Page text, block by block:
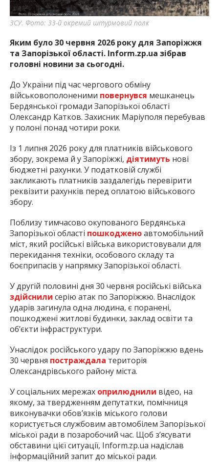
найважливішу інформацію про події
міста Запоріжжя та області.
ЗСУ. Фото: 33-й окремий штурмовий полк
Яким було 30 червня 2026 року для Запоріжжя
та Запорізької області. Inform.zp.ua зібрав
головні новини за сьогодні.
До України під час чергового обміну
військовополоненими повернувся мешканець
Бердянської громади Запорізької області
Олександр Катков. Захисник Маріуполя перебував
у полоні понад чотири роки.
Із 1 липня 2026 року для платників військового
збору, зокрема й у Запоріжжі, діятимуть нові
бюджетні рахунки. У податковій службі
закликають платників заздалегідь перевірити
реквізити рахунків перед оплатою військового
збору.
Поблизу тимчасово окупованого Бердянська
Запорізької області пошкодженоавтомобільний
міст, який російські війська використовували для
перекидання техніки, особового складу та
боєприпасів у напрямку Запорізької області.
У другій половині дня 30 червня російські війська
здійснили серію атак по Запоріжжю. Внаслідок
ударів загинула одна людина, є поранені,
пошкоджені житлові будинки, заклад освіти та
об’єкти інфраструктури.
Унаслідок російського удару по Запоріжжю вдень
30 червня постраждала територія
Олександрівського району міста.
У соціальних мережах оприлюднили відео, на
якому, за твердженням депутатки, помічниця
виконувачки обов’язків міського голови
користується службовим автомобілем Запорізької
міської ради в позаробочий час. Щоб з’ясувати
обставини цієї ситуації, Inform.zp.ua надіслав
інформаційний запит до міської ради.